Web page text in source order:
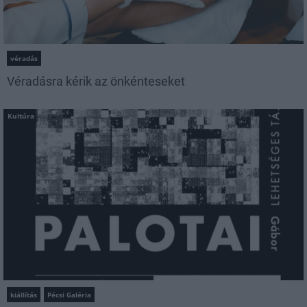
véradás
Véradásra kérik az önkénteseket
Kultúra
kiállítás Pécsi Galéria